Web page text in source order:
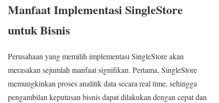
Manfaat Implementasi SingleStore
untuk Bisnis
Perusahaan yang memilih implementasi SingleStore akan
merasakan sejumlah manfaat signifikan. Pertama, SingleStore
memungkinkan proses analitik data secara real time, sehingga
pengambilan keputusan bisnis dapat dilakukan dengan cepat dan